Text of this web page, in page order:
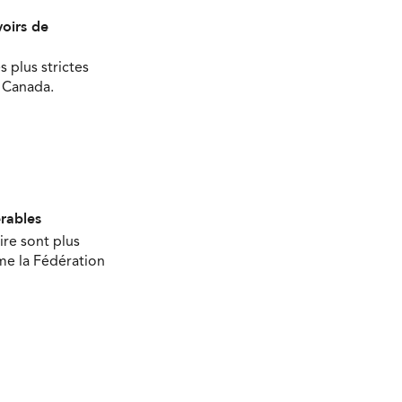
de
plus strictes
sont plus
la Fédération